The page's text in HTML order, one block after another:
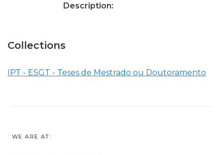
Description:
Collections
IPT - ESGT - Teses de Mestrado ou Doutoramento
WE ARE AT: